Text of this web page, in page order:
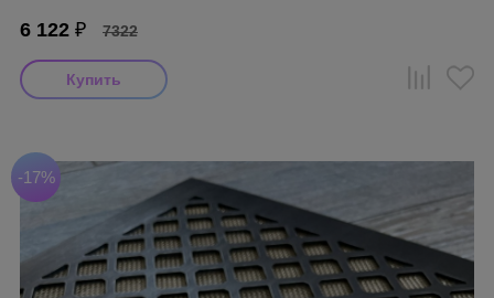
6 122 ₽ 7322
-17%